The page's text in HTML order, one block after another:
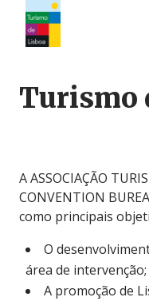
Turismo
A ASSOCIAÇÃO
CONVENTION
como principais
O
área de intervenção;
A promoção de